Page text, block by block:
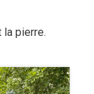
la pierre.